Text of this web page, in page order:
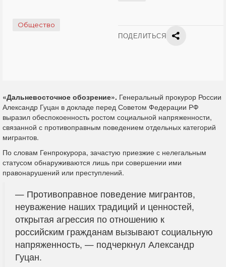
Общество
ПОДЕЛИТЬСЯ
«Дальневосточное обозрение». Генеральный прокурор России
Александр Гуцан в докладе перед Советом Федерации РФ
выразил обеспокоенность ростом социальной напряженности,
связанной с противоправным поведением отдельных категорий
мигрантов.
По словам Генпрокурора, зачастую приезжие с нелегальным
статусом обнаруживаются лишь при совершении ими
правонарушений или преступлений.
— Противоправное поведение мигрантов,
неуважение наших традиций и ценностей,
открытая агрессия по отношению к
российским гражданам вызывают социальную
напряженность, — подчеркнул Александр
Гуцан.